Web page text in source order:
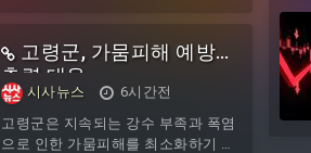
고령군, 가뭄피해 예방
총력 대응
시사뉴스
6시간전
고령군은 지속되는 강수 부족과 폭염
으로 인한 가뭄피해를 최소화하기 위